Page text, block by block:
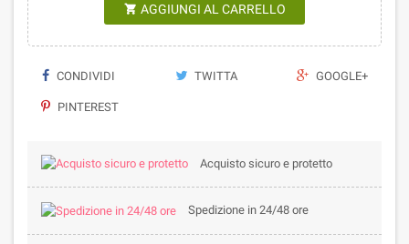
 AGGIUNGI AL CARRELLO
CONDIVIDI TWITTA GOOGLE+
PINTEREST
Acquisto sicuro e protetto
Spedizione in 24/48 ore